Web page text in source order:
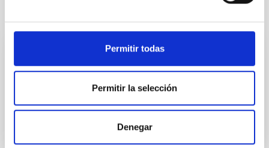
Permitir todas
Permitir la selección
Denegar
Te puede interesar
Mecánica- GTCAO.PS-2026-057
contrato laboral de duración indefinida (Artículo 23bis